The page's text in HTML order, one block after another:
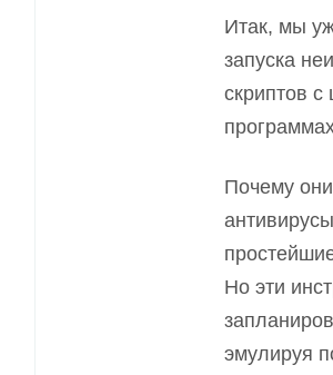
Итак, мы
запуска
скриптов с
Почему
антивирусы
Но эти
эмулируя